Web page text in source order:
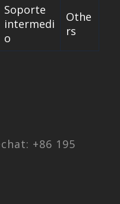
Soporte
intermedi
o
Othe
rs
+86 195